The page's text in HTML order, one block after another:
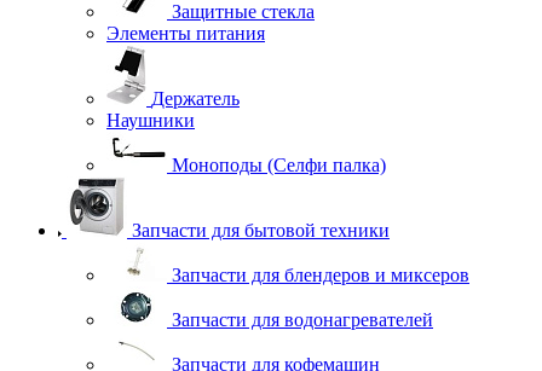
Защитные стекла
Элементы питания
Держатель
Наушники
Моноподы (Селфи палка)
Запчасти для бытовой техники
Запчасти для блендеров и миксеров
Запчасти для водонагревателей
Запчасти для кофемашин